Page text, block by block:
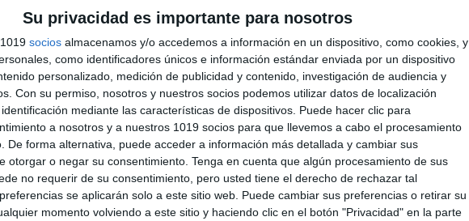
Su privacidad es importante para nosotros
socios almacenamos y/o accedemos a información en un dispositivo, como cookies, y
como identificadores únicos e información estándar enviada por un dispositivo
personalizado, medición de publicidad y contenido, investigación de audiencia y
Con su permiso, nosotros y nuestros socios podemos utilizar datos de localización
mediante las características de dispositivos. Puede hacer clic para
a nosotros y a nuestros 1019 socios para que llevemos a cabo el procesamiento
De forma alternativa, puede acceder a información más detallada y cambiar sus
otorgar o negar su consentimiento. Tenga en cuenta que algún procesamiento de sus
no requerir de su consentimiento, pero usted tiene el derecho de rechazar tal
se aplicarán solo a este sitio web. Puede cambiar sus preferencias o retirar su
momento volviendo a este sitio y haciendo clic en el botón "Privacidad" en la parte